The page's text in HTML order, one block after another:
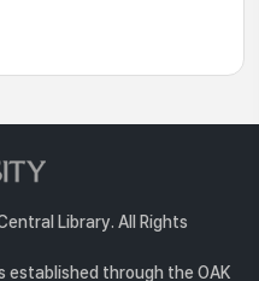
Library. All Rights
established through the OAK